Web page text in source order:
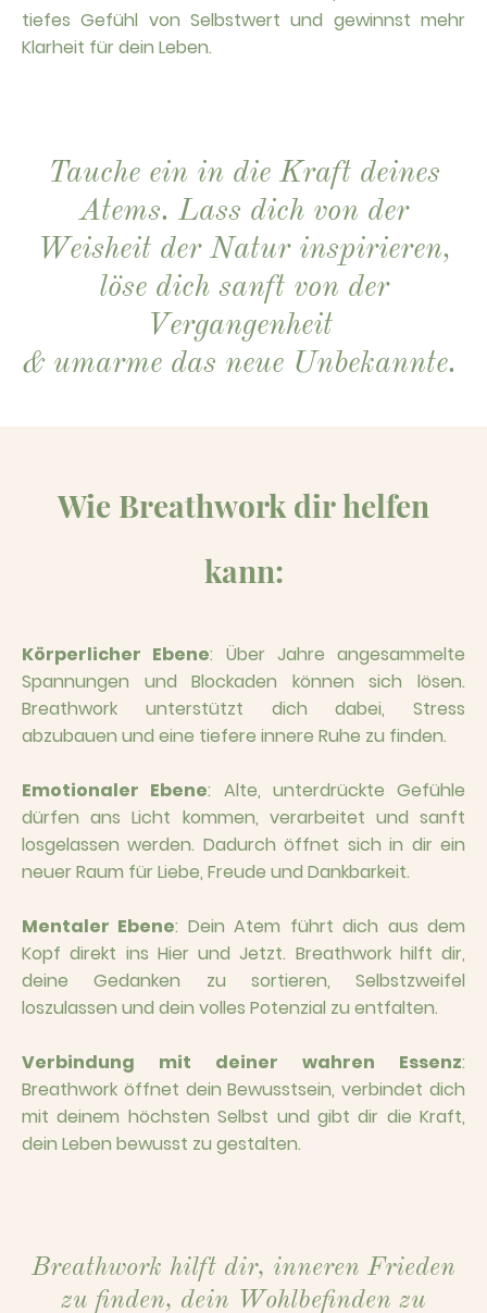
Tauche ein in die Kraft deines
Atems. Lass dich von der
Weisheit der Natur inspirieren,
löse dich sanft von der
Vergangenheit
& umarme das neue Unbekannte.
tiefes Gefühl von Selbstwert und gewinnst mehr
Klarheit für dein Leben.
Wie Breathwork dir helfen
kann:
Körperlicher Ebene: Über Jahre angesammelte
Spannungen und Blockaden können sich lösen.
Breathwork unterstützt dich dabei, Stress
abzubauen und eine tiefere innere Ruhe zu finden.
Emotionaler Ebene: Alte, unterdrückte Gefühle
dürfen ans Licht kommen, verarbeitet und sanft
losgelassen werden. Dadurch öffnet sich in dir ein
neuer Raum für Liebe, Freude und Dankbarkeit.
Mentaler Ebene: Dein Atem führt dich aus dem
Kopf direkt ins Hier und Jetzt. Breathwork hilft dir,
deine Gedanken zu sortieren, Selbstzweifel
loszulassen und dein volles Potenzial zu entfalten.
Verbindung mit deiner wahren Essenz:
Breathwork öffnet dein Bewusstsein, verbindet dich
mit deinem höchsten Selbst und gibt dir die Kraft,
dein Leben bewusst zu gestalten.
Breathwork hilft dir, inneren Frieden
zu finden, dein Wohlbefinden zu